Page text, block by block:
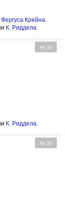
Фергуса Крейна.
К. Риддела.
№ 34
К. Риддела
№ 35